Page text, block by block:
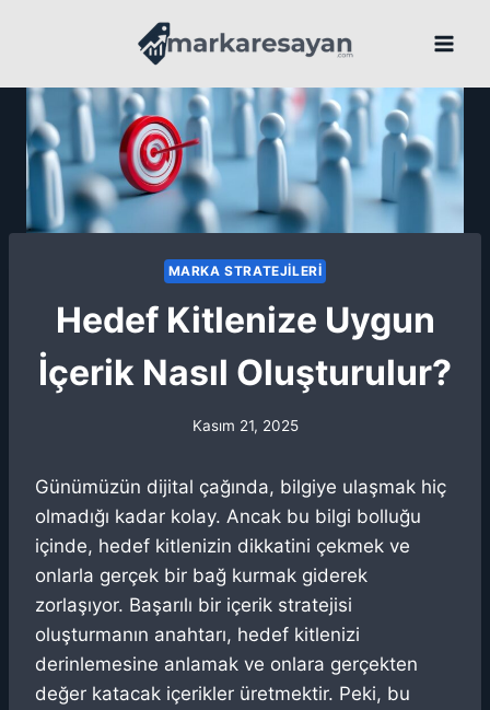
MARKA STRATEJILERI
Hedef Kitlenize Uygun
İçerik Nasıl Oluşturulur?
Kasım 21, 2025
Günümüzün dijital çağında, bilgiye ulaşmak hiç
olmadığı kadar kolay. Ancak bu bilgi bolluğu
içinde, hedef kitlenizin dikkatini çekmek ve
onlarla gerçek bir bağ kurmak giderek
zorlaşıyor. Başarılı bir içerik stratejisi
oluşturmanın anahtarı, hedef kitlenizi
derinlemesine anlamak ve onlara gerçekten
değer katacak içerikler üretmektir. Peki, bu